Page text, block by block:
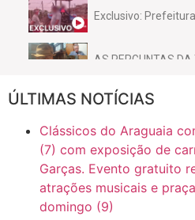
AS PERGUNTAS
CASO SAIURY - SEM
Mini Ginásio de
ÚLTIMAS NOTÍCIAS
Clássicos do Araguaia
(7) com exposição de
Garças. Evento gratuito
atrações musicais e
domingo (9)